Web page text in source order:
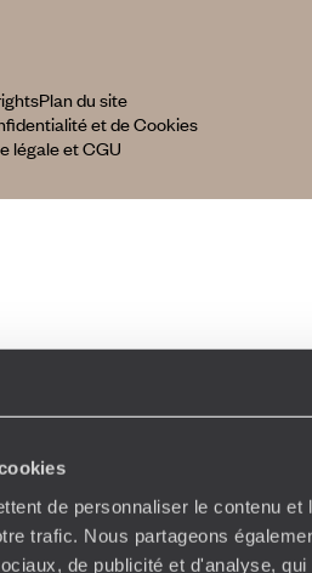
de personnaliser le contenu
trafic. Nous partageons
de publicité et d'analyse,
Plan du site
et de Cookies
légale et CGU